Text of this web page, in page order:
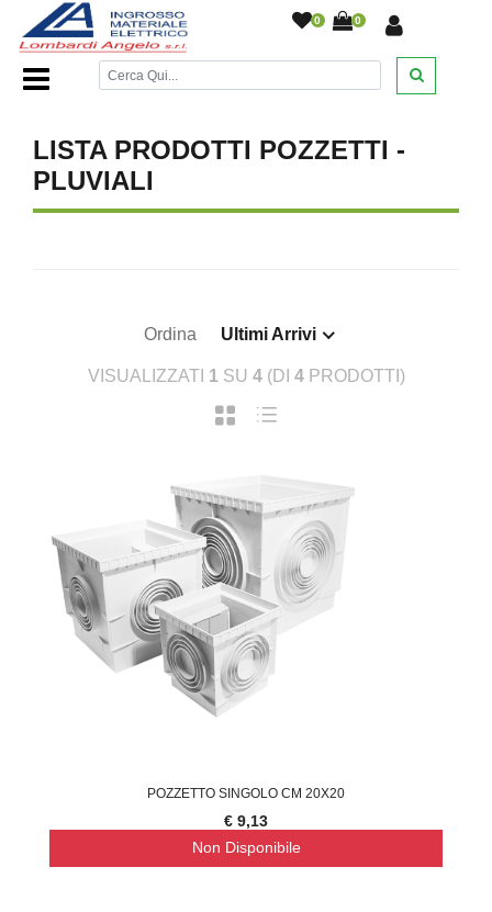
0 0
Home Page/DESANTIS////
LISTA PRODOTTI POZZETTI -
PLUVIALI
Ordina Ultimi Arrivi
VISUALIZZATI 1 SU 4(DI 4PRODOTTI)
POZZETTO SINGOLO CM 20X20
€ 9,13
Non Disponibile